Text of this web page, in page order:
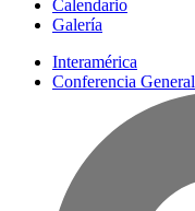
Calendario
Galería
Interamérica
Conferencia General